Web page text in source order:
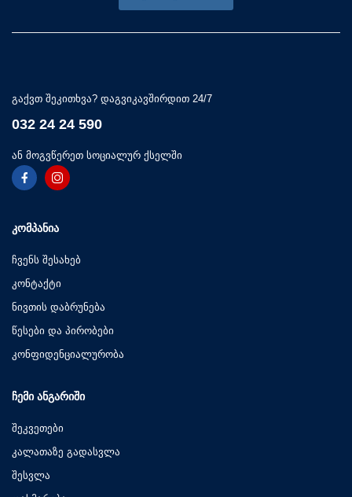
გაქვთ შეკითხვა? დაგვიკავშირდით 24/7
032 24 24 590
ან მოგვწერეთ სოციალურ ქსელში
ᲙᲝᲛᲞᲐᲜᲘᲐ
ჩვენს შესახებ
კონტაქტი
ნივთის დაბრუნება
წესები და პირობები
კონფიდენციალურობა
ᲩᲔᲛᲘ ᲐᲜᲒᲐᲠᲘᲨᲘ
შეკვეთები
კალათაზე გადასვლა
შესვლა